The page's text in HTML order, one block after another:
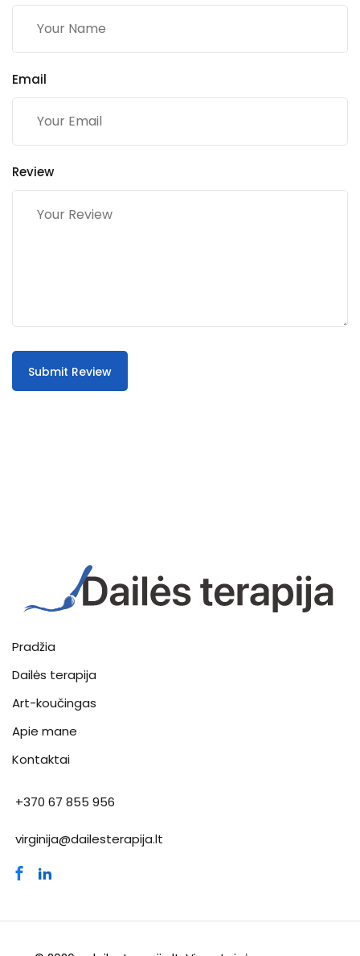
Email
Review
Submit Review
Pradžia
Dailės terapija
Art-koučingas
Apie mane
Kontaktai
+370 67 855 956
virginija@dailesterapija.lt